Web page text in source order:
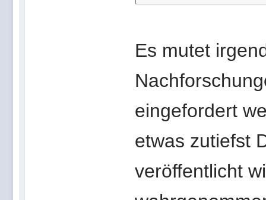
Es mutet
eingefordert
etwas zutiefst
veröffentlicht